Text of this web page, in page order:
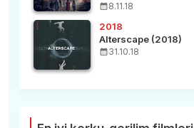
8.11.18
2018
Alterscape (2018)
31.10.18